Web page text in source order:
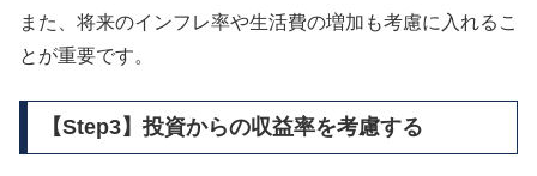
また、将来のインフレ率や生活費の増加も考慮に入れるこ
とが重要です。
【Step3】投資からの収益率を考慮する